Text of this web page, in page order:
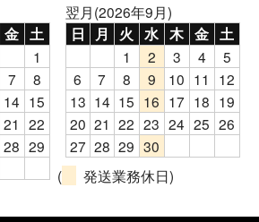
金 土
1
7
8
14 15
21 22
28 29
翌月(2026年9月)
日 月 火 水 木 金 土
1 2 3 4
5
6
7 8 9 10 11
12
13 14 15 16 17 18 19
20 21 22 23 24 25 26
27 28 29 30
(
発送業務休日)